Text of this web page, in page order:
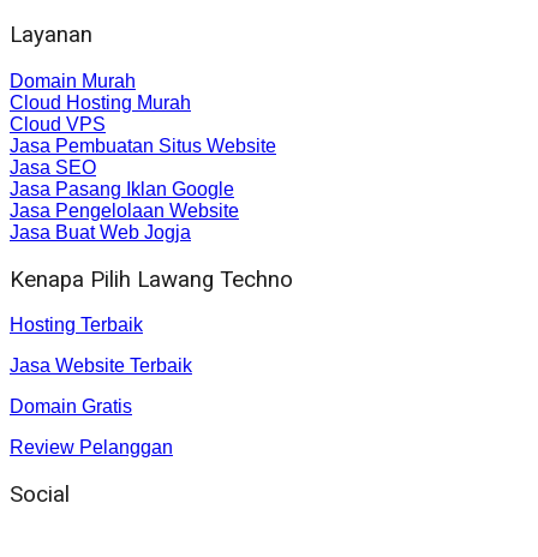
Layanan
Domain Murah
Cloud Hosting Murah
Cloud VPS
Jasa Pembuatan Situs Website
Jasa SEO
Jasa Pasang Iklan Google
Jasa Pengelolaan Website
Jasa Buat Web Jogja
Kenapa Pilih Lawang Techno
Hosting Terbaik
Jasa Website Terbaik
Domain Gratis
Review Pelanggan
Social